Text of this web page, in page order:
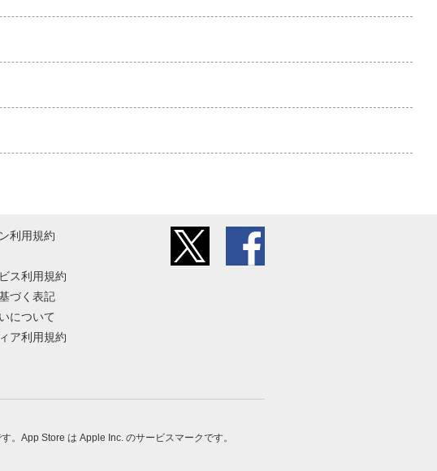
利用規約
ス利用規約
づく表記
について
ア利用規約
App Store は Apple Inc. のサービスマークです。